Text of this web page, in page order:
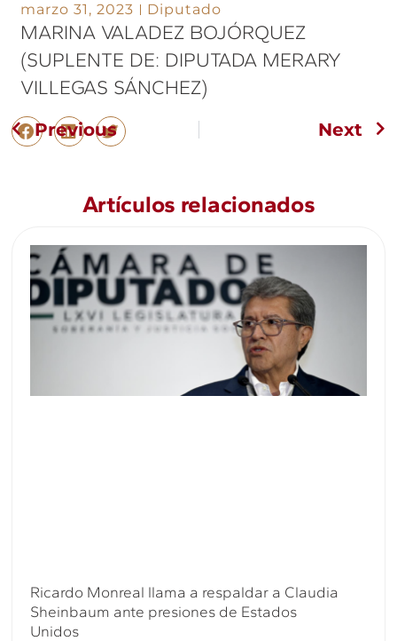
marzo 31, 2023 Diputado
MARINA VALADEZ BOJÓRQUEZ
(SUPLENTE DE: DIPUTADA MERARY
VILLEGAS SÁNCHEZ)
Previous Next
Artículos relacionados
Ricardo Monreal llama a respaldar a Claudia
Sheinbaum ante presiones de Estados
Unidos